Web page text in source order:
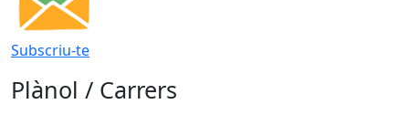
Subscriu-te
Plànol / Carrers